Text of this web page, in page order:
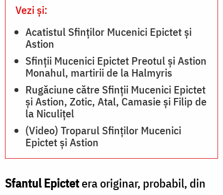
Vezi și:
Acatistul Sfinților Mucenici Epictet și
Astion
Sfinții Mucenici Epictet Preotul și Astion
Monahul, martirii de la Halmyris
Rugăciune către Sfinţii Mucenici Epictet
şi Astion, Zotic, Atal, Camasie și Filip de
la Niculițel
(Video) Troparul Sfinților Mucenici
Epictet și Astion
Sfantul Epictetera originar, probabil, din